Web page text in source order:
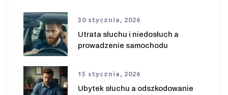
30 stycznia, 2026
Utrata słuchu i niedosłuch a
prowadzenie samochodu
15 stycznia, 2026
Ubytek słuchu a odszkodowanie